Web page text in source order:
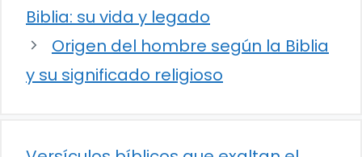
Biblia: su vida y legado
Origen del hombre según la Biblia
y su significado religioso